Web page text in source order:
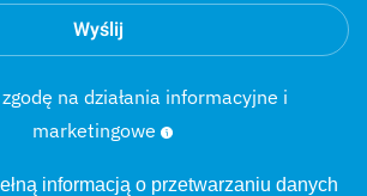
Wyślij
na działania informacyjne i
marketingowe
informacją o przetwarzaniu danych